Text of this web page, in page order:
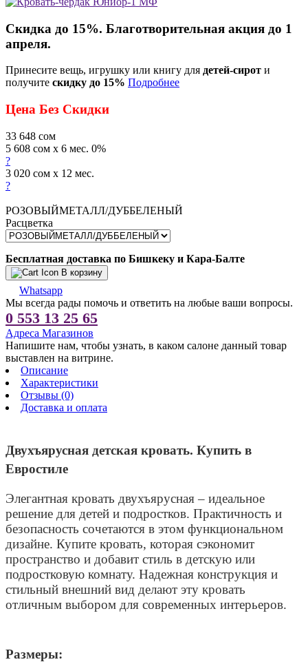
Скидка до 15%. Благотворительная акция до 1
апреля.
Принесите вещь, игрушку или книгу для детей-сирот и
получите скидку до 15% Подробнее
Цена Без Скидки
33 648 сом
5 608 сом x 6 мес. 0%
?
3 020 сом x 12 мес.
?
РОЗОВЫЙМЕТАЛЛ/ДУББЕЛЕНЫЙ
Расцветка
Бесплатная доставка по Бишкеку и Кара-Балте
В корзину
Whatsapp
Мы всегда рады помочь и ответить на любые ваши вопросы.
0 553 13 25 65
Адреса Магазинов
Напишите нам, чтобы узнать, в каком салоне данный товар
выставлен на витрине.
Описание
Характеристики
Отзывы (0)
Доставка и оплата
Двухъярусная детская кровать. Купить в
Евростиле
Элегантная кровать двухъярусная – идеальное
решение для детей и подростков. Практичность и
безопасность сочетаются в этом функциональном
дизайне. Купите кровать, которая сэкономит
пространство и добавит стиль в детскую или
подростковую комнату. Надежная конструкция и
стильный внешний вид делают эту кровать
отличным выбором для современных интерьеров.
Размеры: